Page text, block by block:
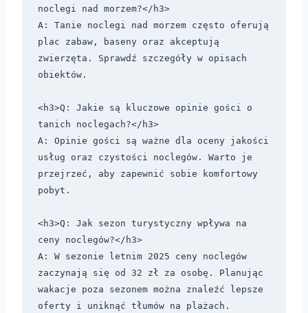
noclegi nad morzem?</h3>
A: Tanie noclegi nad morzem często oferują
plac zabaw, baseny oraz akceptują
zwierzęta. Sprawdź szczegóły w opisach
obiektów.
<h3>Q: Jakie są kluczowe opinie gości o
tanich noclegach?</h3>
A: Opinie gości są ważne dla oceny jakości
usług oraz czystości noclegów. Warto je
przejrzeć, aby zapewnić sobie komfortowy
pobyt.
<h3>Q: Jak sezon turystyczny wpływa na
ceny noclegów?</h3>
A: W sezonie letnim 2025 ceny noclegów
zaczynają się od 32 zł za osobę. Planując
wakacje poza sezonem można znaleźć lepsze
oferty i uniknąć tłumów na plażach.